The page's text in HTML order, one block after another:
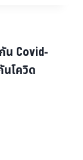
น Covid-
โควิด